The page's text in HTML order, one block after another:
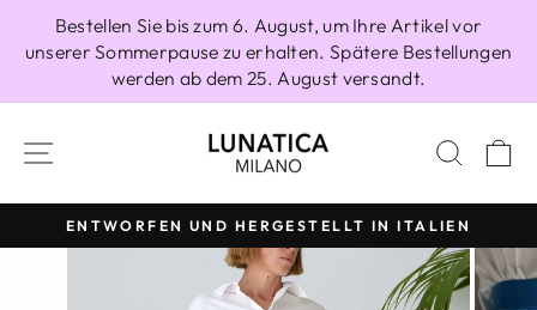
Inhalt
Bestellen Sie bis zum 6. August, um Ihre Artikel vor
unserer Sommerpause zu erhalten. Spätere Bestellungen
werden ab dem 25. August versandt.
SEITENNAVIGATION
Pause
Diashow
ENTWORFEN UND HERGESTELLT IN ITALIEN